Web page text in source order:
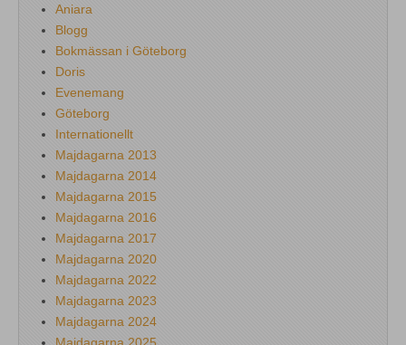
Aniara
Blogg
Bokmässan i Göteborg
Doris
Evenemang
Göteborg
Internationellt
Majdagarna 2013
Majdagarna 2014
Majdagarna 2015
Majdagarna 2016
Majdagarna 2017
Majdagarna 2020
Majdagarna 2022
Majdagarna 2023
Majdagarna 2024
Majdagarna 2025